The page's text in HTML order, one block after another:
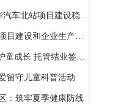
北站项目建设稳步推进
建设和企业生产情况
长 托管结业签约同行
留守儿童科普活动
：筑牢夏季健康防线